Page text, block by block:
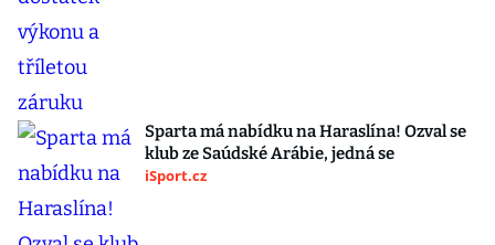
Sparta má nabídku na Haraslína! Ozval se
klub ze Saúdské Arábie, jedná se
iSport.cz